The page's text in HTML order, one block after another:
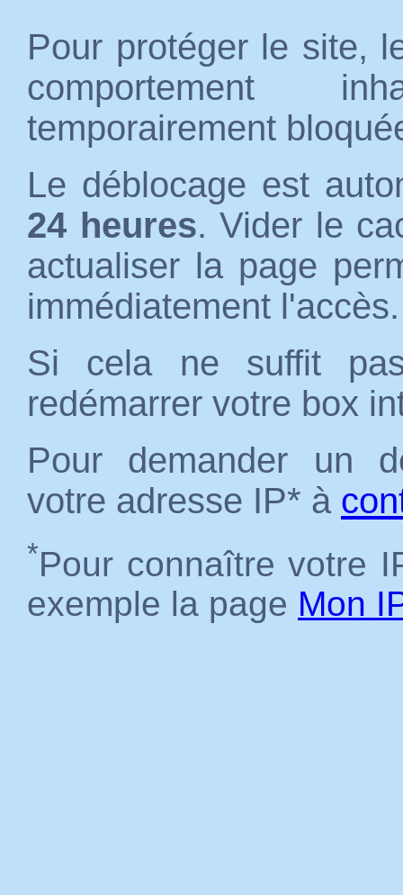
Pour protéger le site,
comportement
temporairement
Le déblocage est
24 heures. Vider le
actualiser la page
immédiatement l'accès.
Si cela ne suffit
redémarrer votre box
Pour demander un
votre adresse IP* à
*Pour connaître votre
exemple la page Mon